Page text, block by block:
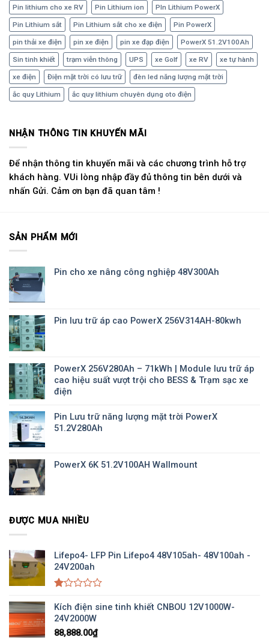
Pin lithium cho xe RV Pin Lithium ion PIn Lithium PowerX
Pin Lithium sắt Pin Lithium sắt cho xe điện Pin PowerX
pin thải xe điện pin xe điện pin xe đạp điện PowerX 51.2V100Ah
Sin tinh khiết trạm viễn thông UPS xe Golf xe RV xe tự hành
xe điện Điện mặt trời có lưu trữ đèn led năng lượng mặt trời
ắc quy Lithium ắc quy lithium chuyên dụng oto điện
NHẬN THÔNG TIN KHUYẾN MÃI
Để nhận thông tin khuyến mãi và các chương trình hỗ trợ
khách hàng. VUi lòng nhập đầy đủ thông tin bên dưới và
nhấn Gửi. Cảm ơn bạn đã quan tâm !
SẢN PHẨM MỚI
Pin cho xe nâng công nghiệp 48V300Ah
Pin lưu trữ áp cao PowerX 256V314AH-80kwh
PowerX 256V280Ah – 71kWh | Module lưu trữ áp
cao hiệu suất vượt trội cho BESS & Trạm sạc xe
điện
Pin Lưu trữ năng lượng mặt trời PowerX
51.2V280Ah
PowerX 6K 51.2V100AH Wallmount
ĐƯỢC MUA NHIỀU
Lifepo4- LFP Pin Lifepo4 48V105ah- 48V100ah -
24V200ah
xếp
hạng
5
Kích điện sine tinh khiết CNBOU 12V1000W-
24V2000W
88,888.00₫